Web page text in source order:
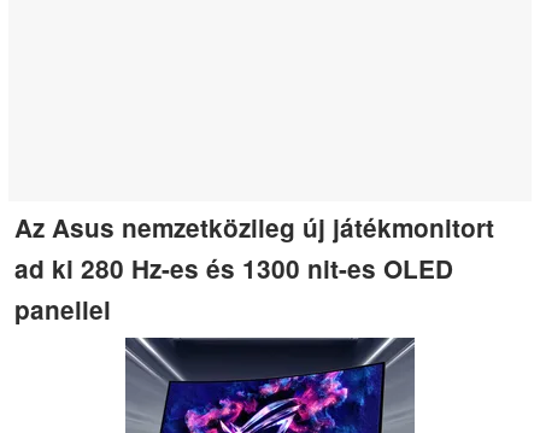
Az Asus nemzetközileg új játékmonitort
ad ki 280 Hz-es és 1300 nit-es OLED
panellel